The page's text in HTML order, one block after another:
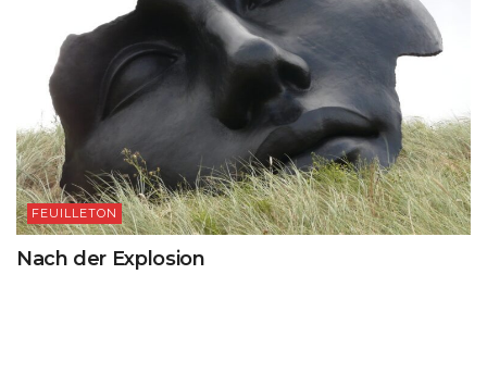
FEUILLETON
Nach der Explosion